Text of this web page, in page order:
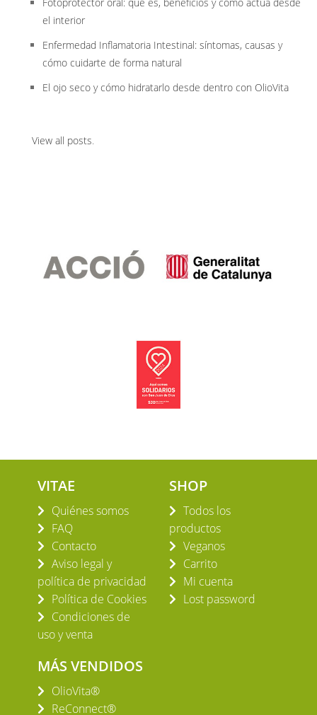
el interior
Enfermedad Inflamatoria Intestinal: síntomas, causas y
cómo cuidarte de forma natural
El ojo seco y cómo hidratarlo desde dentro con OlioVita
View all posts.
VITAE
Quiénes somos
FAQ
Contacto
Aviso legal y
política de privacidad
Política de Cookies
Condiciones de
uso y venta
SHOP
Todos los
productos
Veganos
Carrito
Mi cuenta
Lost password
MÁS VENDIDOS
OlioVita®
ReConnect®